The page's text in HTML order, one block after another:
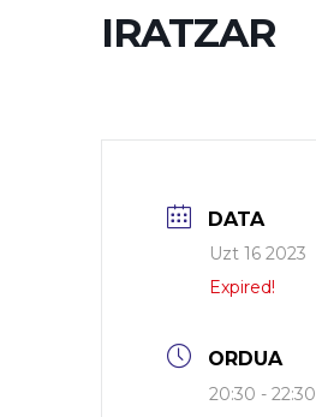
IRATZAR
DATA
Uzt 16 2023
Expired!
ORDUA
20:30 - 22:30